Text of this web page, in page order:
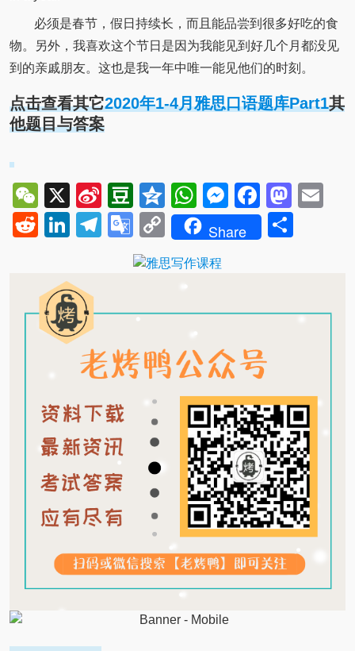
必须是春节，假日持续长，而且能品尝到很多好吃的食
物。另外，我喜欢这个节日是因为我能见到好几个月都没见
到的亲戚朋友。这也是我一年中唯一能见他们的时刻。
点击查看其它2020年1-4月雅思口语题库Part1其
他题目与答案
WeChat
X
Sina
Weibo
Douban
QzoneWhatsApp
Messenger
RedditLinkedIn
Telegram
Google
Translate
Copy
Link
Share